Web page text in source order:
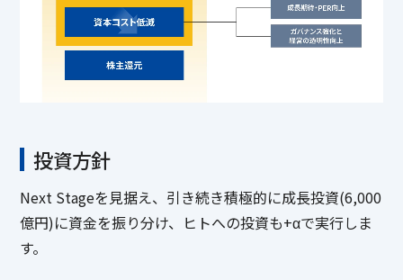
投資方針
Next Stageを見据え、引き続き積極的に成長投資(6,000
億円)に資金を振り分け、ヒトへの投資も+αで実行しま
す。